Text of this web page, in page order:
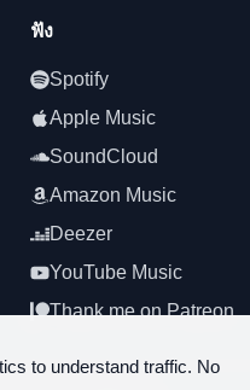
to understand traffic. No
ฟัง
Spotify
Apple Music
SoundCloud
Amazon Music
Deezer
YouTube Music
Thank me on Patreon